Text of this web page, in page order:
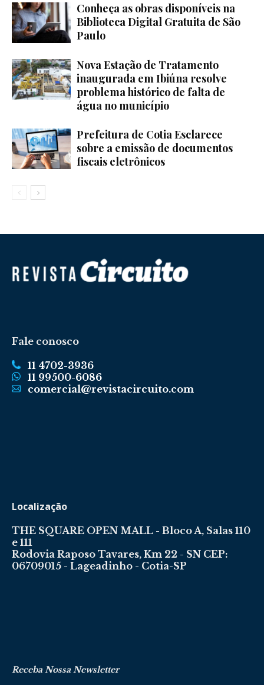
Conheça as obras disponíveis na
Biblioteca Digital Gratuita de São
Paulo
Nova Estação de Tratamento
inaugurada em Ibiúna resolve
problema histórico de falta de
água no município
Prefeitura de Cotia Esclarece
sobre a emissão de documentos
fiscais eletrônicos
Fale conosco
11 4702-3936
11 99500-6086
comercial@revistacircuito.com
Localização
THE SQUARE OPEN MALL - Bloco A, Salas 110
e 111
Rodovia Raposo Tavares, Km 22 - SN CEP:
06709015 - Lageadinho - Cotia-SP
Receba Nossa Newsletter